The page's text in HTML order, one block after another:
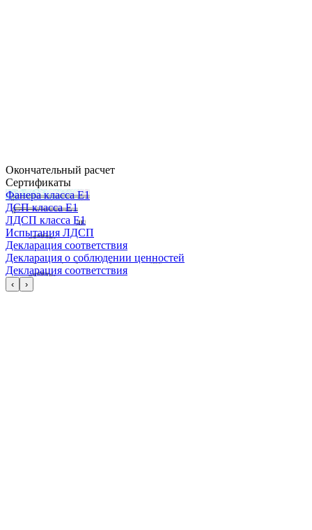
Окончательный расчет
Сертификаты
Фанера класса Е1
ДСП класса Е1
ЛДСП класса Е1
Испытания ЛДСП
Декларация соответствия
Декларация о соблюдении ценностей
Декларация соответствия
‹ ›